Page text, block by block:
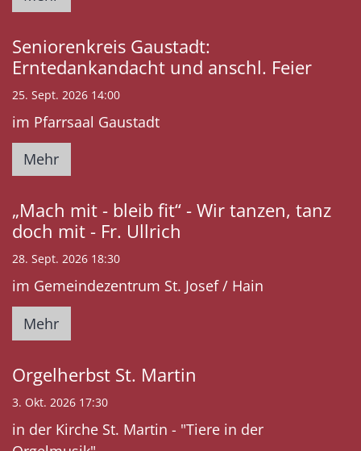
Seniorenkreis Gaustadt:
Erntedankandacht und anschl. Feier
25. Sept. 2026 14:00
im Pfarrsaal Gaustadt
Mehr
„Mach mit - bleib fit“ - Wir tanzen, tanz
doch mit - Fr. Ullrich
28. Sept. 2026 18:30
im Gemeindezentrum St. Josef / Hain
Mehr
Orgelherbst St. Martin
3. Okt. 2026 17:30
in der Kirche St. Martin - "Tiere in der